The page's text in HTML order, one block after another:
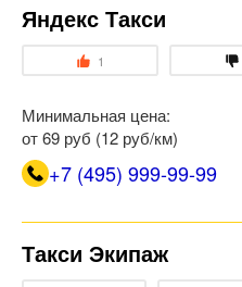
Яндекс Такси
1
Минимальная цена:
от 69 руб (12 руб/км)
+7 (495) 999-99-99
Такси Экипаж